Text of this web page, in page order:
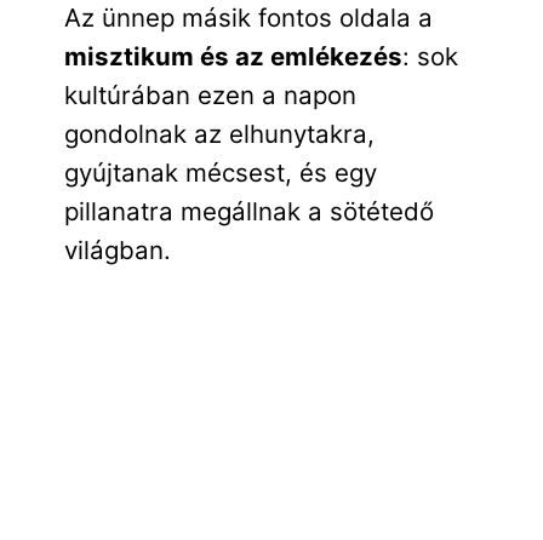
Az ünnep másik fontos oldala a
misztikum és az emlékezés: sok
kultúrában ezen a napon
gondolnak az elhunytakra,
gyújtanak mécsest, és egy
pillanatra megállnak a sötétedő
világban.